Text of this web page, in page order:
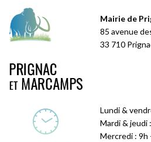
Mairie de
85 avenue
33 710
Lundi &
Mardi & jeudi
Mercredi : 9h